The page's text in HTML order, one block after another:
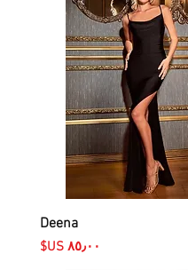
Deena
السعر